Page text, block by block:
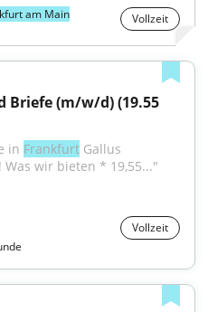
am Main Vollzeit
Briefe (m/w/d) (19.55
in Frankfurt Gallus
wir bieten * 19,55..."
Vollzeit